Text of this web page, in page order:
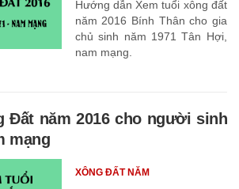
Hướng dẫn Xem tuổi xông đất
năm 2016 Bính Thân cho gia
chủ sinh năm 1971 Tân Hợi,
nam mạng.
Đất năm 2016 cho người sinh
mạng
XÔNG ĐẤT NĂM